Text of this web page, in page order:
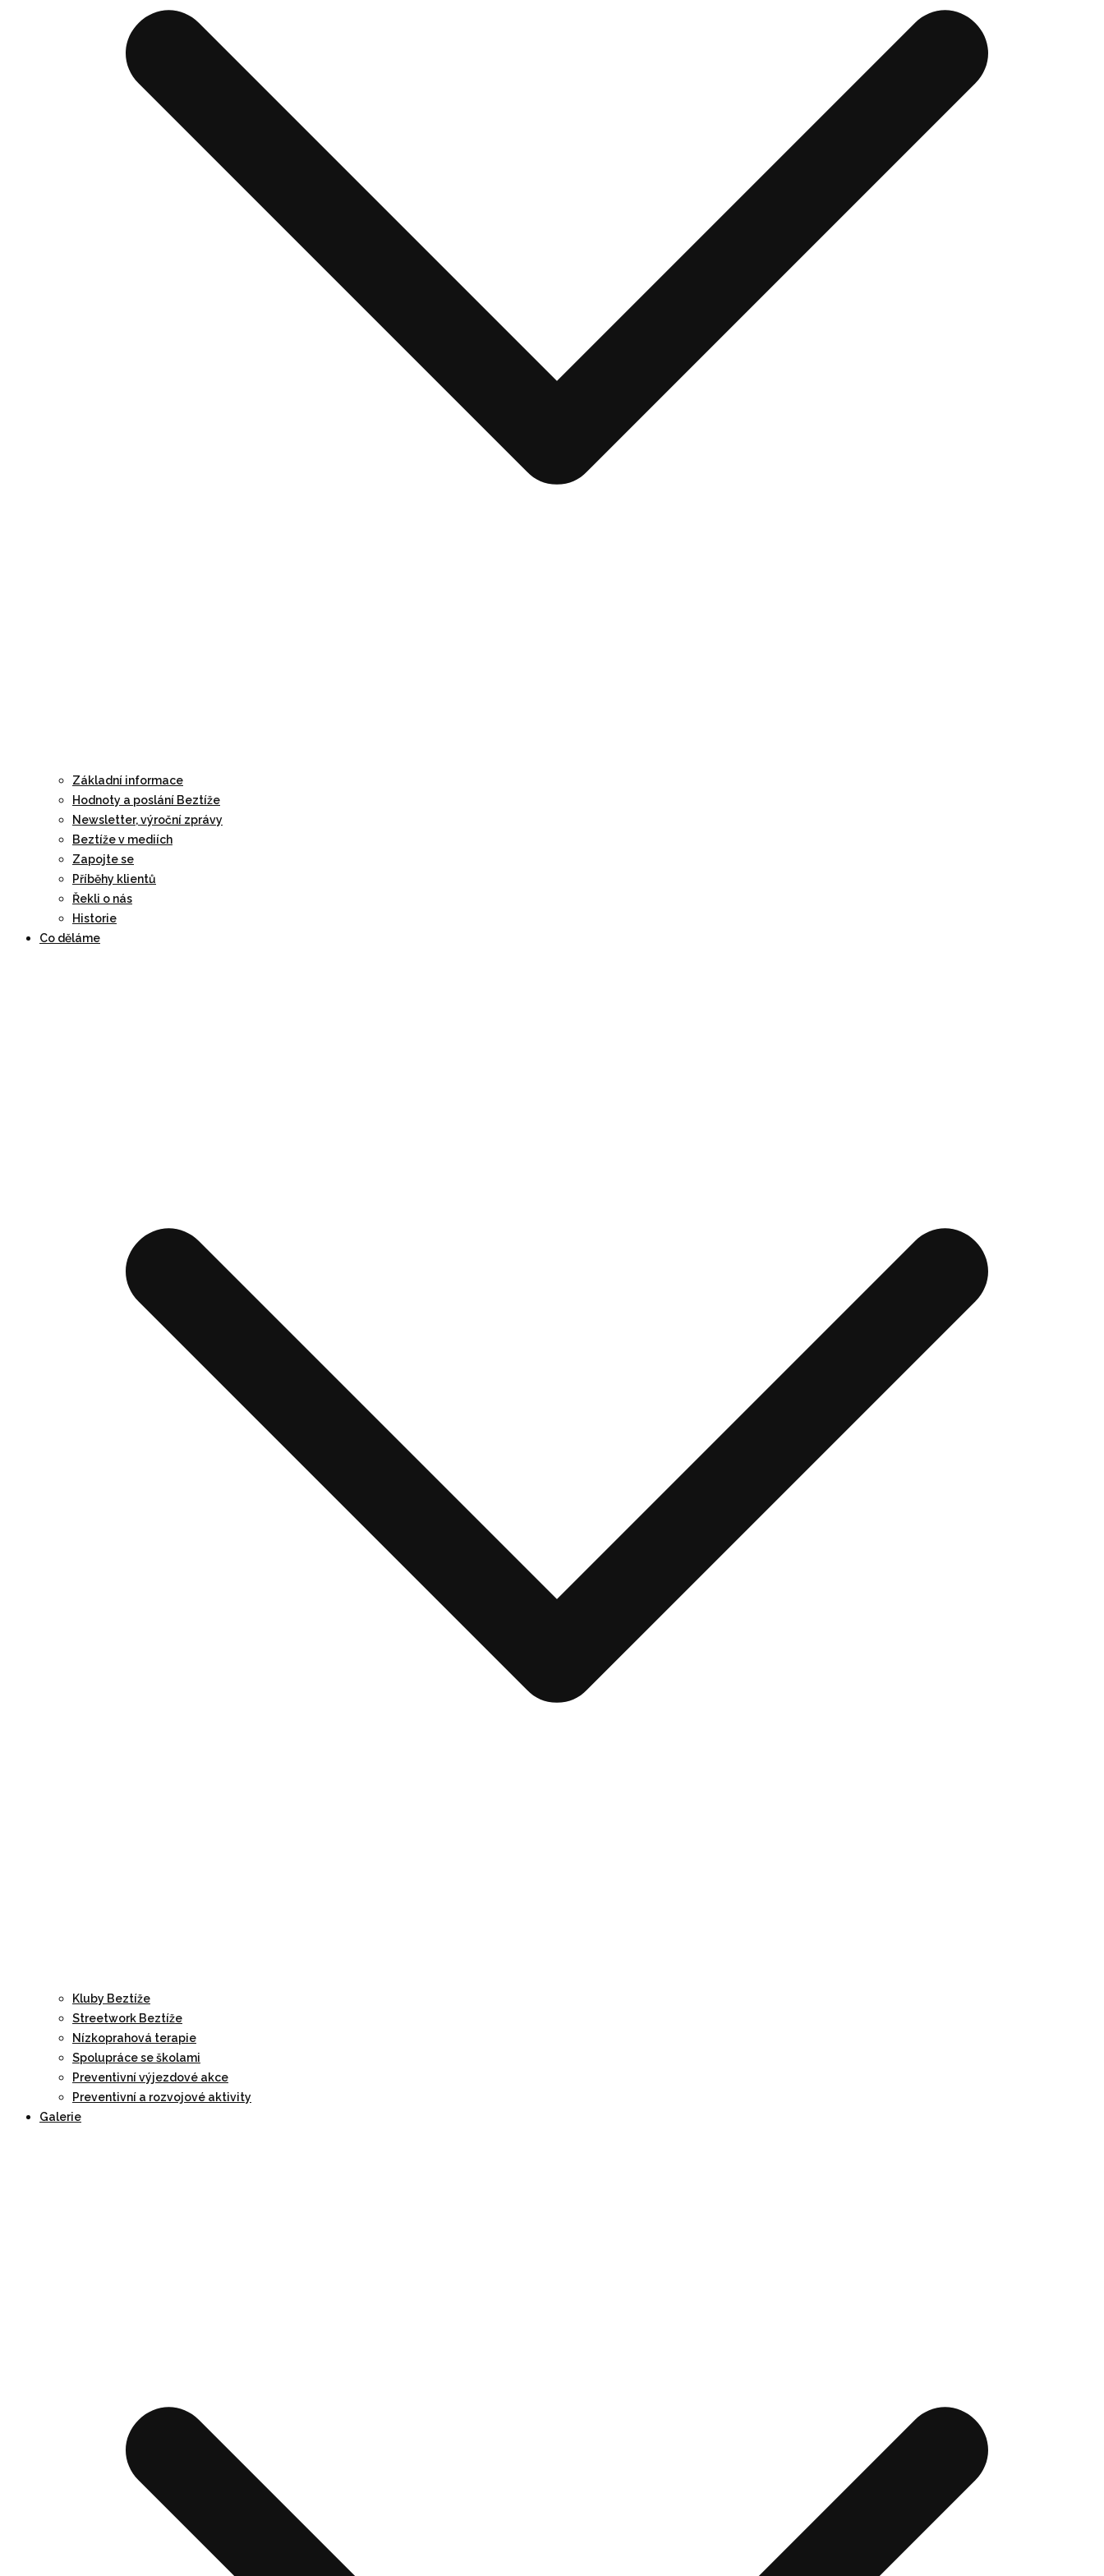
Základní informace
Hodnoty a poslání Beztíže
Newsletter, výroční zprávy
Beztíže v mediích
Zapojte se
Příběhy klientů
Řekli o nás
Historie
Co děláme
Kluby Beztíže
Streetwork Beztíže
Nízkoprahová terapie
Spolupráce se školami
Preventivní výjezdové akce
Preventivní a rozvojové aktivity
Galerie